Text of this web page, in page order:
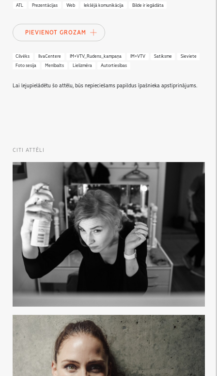
ATL Prezentācijas Web Iekšējā komunikācija Bilde ir iegādāta
PIEVIENOT GROZAM
Cilvēks IlvaCentere IM+VTV_Rudens_kampaņa IM+VTV Satiksme
Sieviete
Foto sesija
Menlbalts Lielizmēra Autortiesības
Lai lejupielādētu šo attēlu, būs nepieciešams papildus īpašnieka apstiprinājums.
CITI ATTĒLI